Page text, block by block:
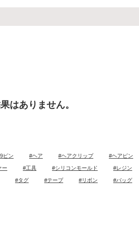
はありません。
ピン #ヘア #ヘアクリップ #ヘアピン
ー #工具 #シリコンモールド #レジン
#タグ #テープ #リボン #バッグ